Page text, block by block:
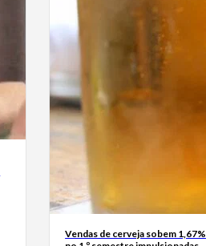
Vendas de cerveja sobem 1,67%